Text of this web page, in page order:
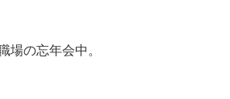
場の忘年会中。